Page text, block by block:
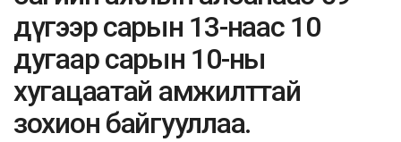
дүгээр сарын 13-наас 10
дугаар сарын 10-ны
хугацаатай амжилттай
зохион байгууллаа.